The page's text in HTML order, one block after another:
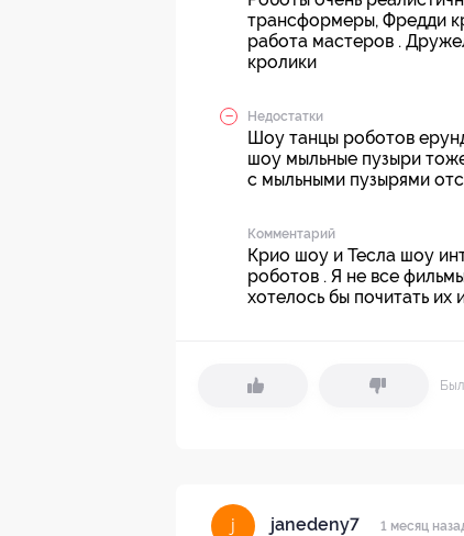
трансформеры, Фредди
работа мастеров .
кролики
Недостатки
Шоу танцы роботов
шоу мыльные пузыри
с мыльными пузырями
Комментарий
Крио шоу и Тесла шоу
роботов . Я не все
хотелось бы почитать их
j janedeny7 1 месяц